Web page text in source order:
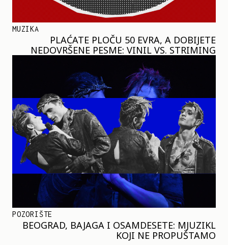
MUZIKA
PLAĆATE PLOČU 50 EVRA, A DOBIJETE
NEDOVRŠENE PESME: VINIL VS. STRIMING
POZORIŠTE
BEOGRAD, BAJAGA I OSAMDESETE: MJUZIKL
KOJI NE PROPUŠTAMO